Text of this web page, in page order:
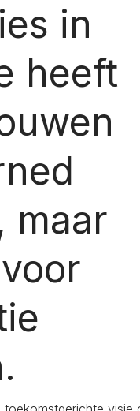
in
heeft
maar